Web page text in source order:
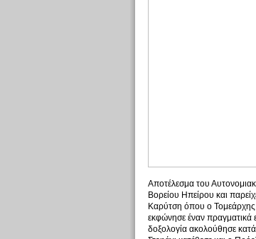
Αποτέλεσμα του
Βορείου Ηπείρου και
Καρύτση όπου ο Τομεάρχης
εκφώνησε έναν
δοξολογία ακολούθησε